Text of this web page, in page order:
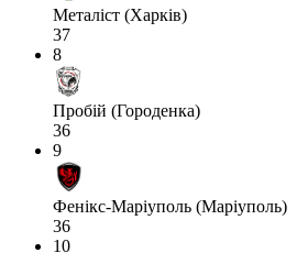
Металіст (Харків)
37
8
Пробій (Городенка)
36
9
Фенікс-Маріуполь (Маріуполь)
36
10